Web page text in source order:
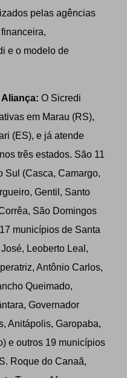
pelas agências
e o modelo de
O Sicredi
em Marau (RS),
(ES), e já atende
três estados. São 11
Sul (Casca, Camargo,
Gentil, Santo
São Domingos
municípios de Santa
Leoberto Leal,
Antônio Carlos,
Queimado,
Governador
Anitápolis, Garopaba,
e outros 19 municípios
Roque do Canaã,